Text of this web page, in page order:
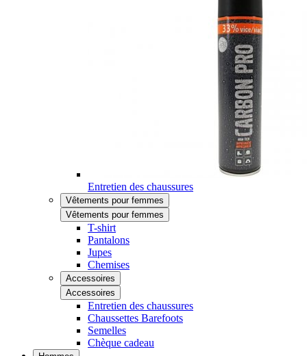
Entretien des chaussures
Vêtements pour femmes
Vêtements pour femmes
T-shirt
Pantalons
Jupes
Chemises
Accessoires
Accessoires
Entretien des chaussures
Chaussettes Barefoots
Semelles
Chèque cadeau